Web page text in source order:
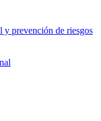
y prevención de riesgos